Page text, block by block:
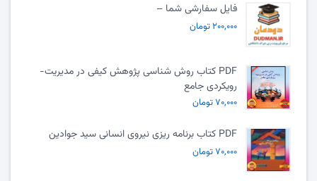
فایل سفارشی شما –
۲۰۰,۰۰۰ تومان
PDF کتاب روش شناسی پژوهش کیفی در مدیریت-
رویکردی جامع
۷۰,۰۰۰ تومان
PDF کتاب برنامه ریزی نیروی انسانی سید جوادین
۷۰,۰۰۰ تومان